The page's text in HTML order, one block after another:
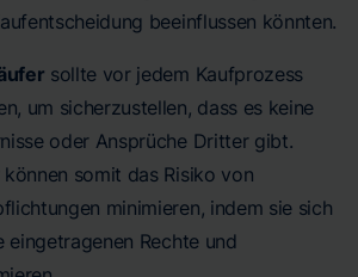
beeinflussen könnten.
sollte vor jedem Kaufprozess
um sicherzustellen, dass es keine
oder Ansprüche Dritter gibt.
somit das Risiko von
minimieren, indem sie sich
Rechte und